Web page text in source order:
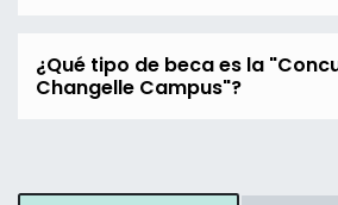
¿Qué tipo de beca es la
Changelle Campus"?